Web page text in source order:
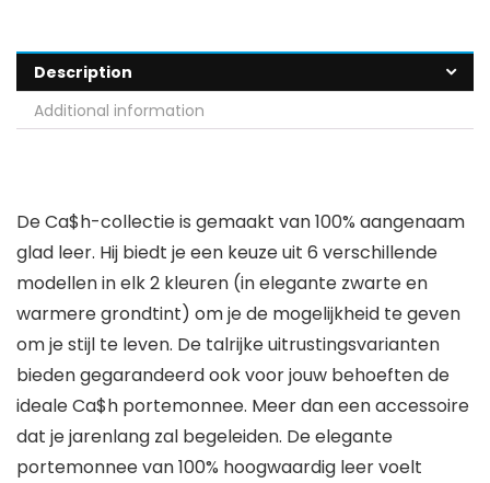
Description
Additional information
De Ca$h-collectie is gemaakt van 100% aangenaam
glad leer. Hij biedt je een keuze uit 6 verschillende
modellen in elk 2 kleuren (in elegante zwarte en
warmere grondtint) om je de mogelijkheid te geven
om je stijl te leven. De talrijke uitrustingsvarianten
bieden gegarandeerd ook voor jouw behoeften de
ideale Ca$h portemonnee. Meer dan een accessoire
dat je jarenlang zal begeleiden. De elegante
portemonnee van 100% hoogwaardig leer voelt